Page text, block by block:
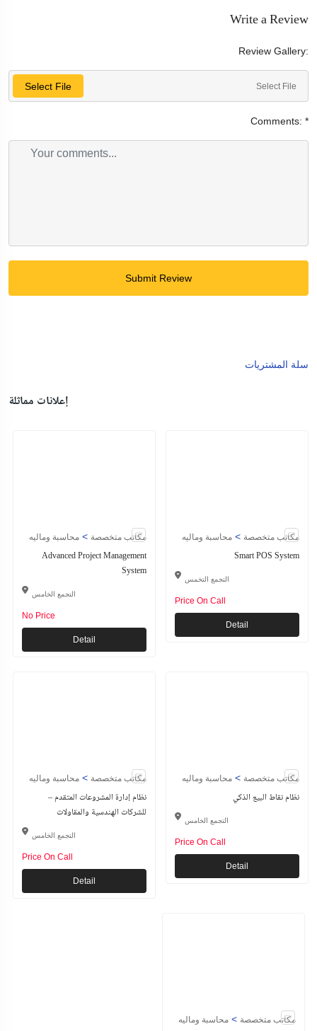
Write a Review
Review Gallery:
Select File Select File
Comments: *
Submit Review
سلة المشتريات
إعلانات مماثلة
مكاتب متخصصة > محاسبة وماليه
Advanced Project Management
System
التجمع الخامس
No Price
Detail
مكاتب متخصصة > محاسبة وماليه
Smart POS System
التجمع التخمس
Price On Call
Detail
مكاتب متخصصة > محاسبة وماليه
نظام إدارة المشروعات المتقدم –
للشركات الهندسية والمقاولات
التجمع الخامس
Price On Call
Detail
مكاتب متخصصة > محاسبة وماليه
نظام نقاط البيع الذكي
التجمع الخامس
Price On Call
Detail
مكاتب متخصصة > محاسبة وماليه